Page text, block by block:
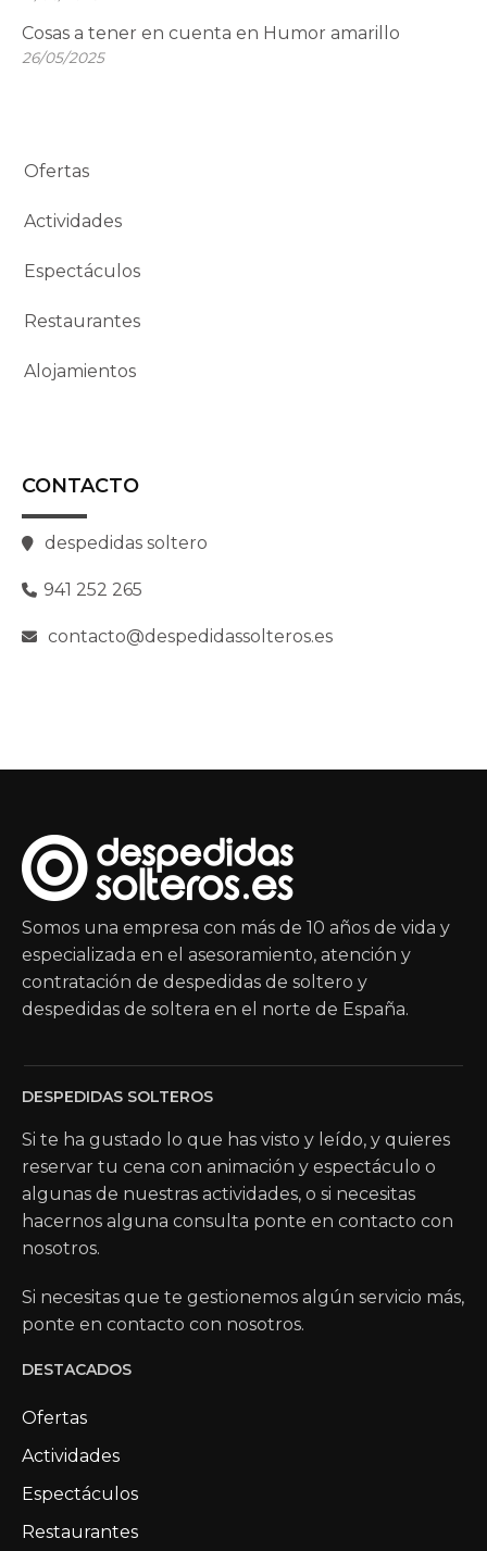
Cosas a tener en cuenta en Humor amarillo
26/05/2025
Ofertas
Actividades
Espectáculos
Restaurantes
Alojamientos
CONTACTO
despedidas soltero
941 252 265
contacto@despedidassolteros.es
Somos una empresa con más de 10 años de vida y
especializada en el asesoramiento, atención y
contratación de despedidas de soltero y
despedidas de soltera en el norte de España.
DESPEDIDAS SOLTEROS
Si te ha gustado lo que has visto y leído, y quieres
reservar tu cena con animación y espectáculo o
algunas de nuestras actividades, o si necesitas
hacernos alguna consulta ponte en contacto con
nosotros.
Si necesitas que te gestionemos algún servicio más,
ponte en contacto con nosotros.
DESTACADOS
Ofertas
Actividades
Espectáculos
Restaurantes